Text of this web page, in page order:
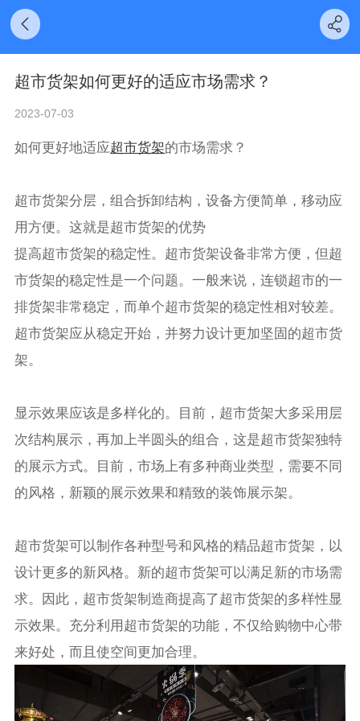
超市货架如何更好的适应市场需求？
2023-07-03
如何更好地适应超市货架的市场需求？
超市货架分层，组合拆卸结构，设备方便简单，移动应
用方便。这就是超市货架的优势
提高超市货架的稳定性。超市货架设备非常方便，但超
市货架的稳定性是一个问题。一般来说，连锁超市的一
排货架非常稳定，而单个超市货架的稳定性相对较差。
超市货架应从稳定开始，并努力设计更加坚固的超市货
架。
显示效果应该是多样化的。目前，超市货架大多采用层
次结构展示，再加上半圆头的组合，这是超市货架独特
的展示方式。目前，市场上有多种商业类型，需要不同
的风格，新颖的展示效果和精致的装饰展示架。
超市货架可以制作各种型号和风格的精品超市货架，以
设计更多的新风格。新的超市货架可以满足新的市场需
求。因此，超市货架制造商提高了超市货架的多样性显
示效果。充分利用超市货架的功能，不仅给购物中心带
来好处，而且使空间更加合理。